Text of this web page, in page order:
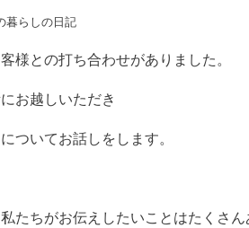
暮らしの日記
様との打ち合わせがありました。
お越しいただき
ついてお話しをします。
たちがお伝えしたいことはたくさん